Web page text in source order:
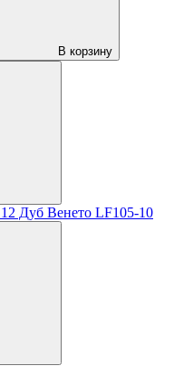
В корзину